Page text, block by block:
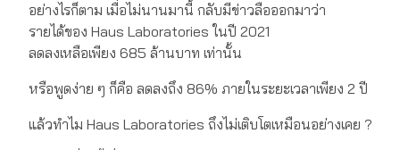
อย่างไรก็ตาม เมื่อไม่นานมานี้ กลับมีข่าวลือออกมาว่า
รายได้ของ Haus Laboratories ในปี 2021
ลดลงเหลือเพียง 685 ล้านบาท เท่านั้น
หรือพูดง่าย ๆ ก็คือ ลดลงถึง 86% ภายในระยะเวลาเพียง 2 ปี
แล้วทำไม Haus Laboratories ถึงไม่เติบโตเหมือนอย่างเคย ?